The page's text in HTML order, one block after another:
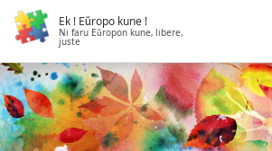
Ek ! Eŭropo kune !
Ni faru Eŭropon kune, libere,
juste